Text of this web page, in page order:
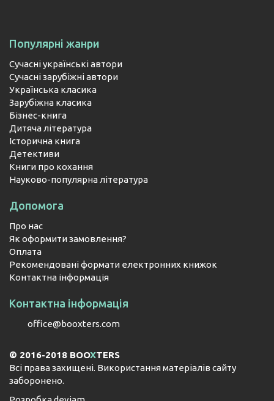
Популярні жанри
Сучасні українські автори
Сучасні зарубіжні автори
Українська класика
Зарубіжна класика
Бізнес-книга
Дитяча література
Історична книга
Детективи
Книги про кохання
Науково-популярна література
Допомога
Про нас
Як оформити замовлення?
Оплата
Рекомендовані формати електронних книжок
Контактна інформація
Контактна інформація
office@booxters.com
© 2016-2018 BOOXTERS
Всі права захищені. Використання матеріалів сайту
заборонено.